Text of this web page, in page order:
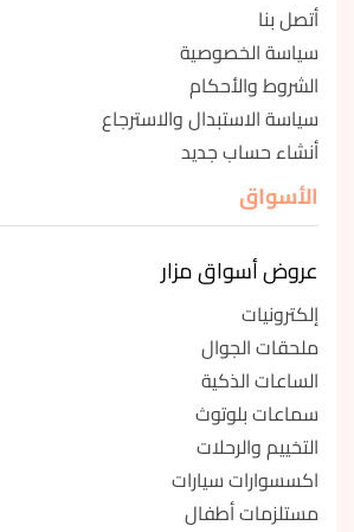
أتصل بنا
سياسة الخصوصية
الشروط والأحكام
سياسة الاستبدال والاسترجاع
أنشاء حساب جديد
الأسواق
عروض أسواق مزار
إلكترونيات
ملحقات الجوال
الساعات الذكية
سماعات بلوتوث
التخييم والرحلات
اكسسوارات سيارات
مستلزمات أطفال